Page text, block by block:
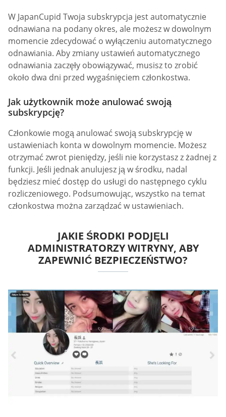
W JapanCupid Twoja subskrypcja jest automatycznie
odnawiana na podany okres, ale możesz w dowolnym
momencie zdecydować o wyłączeniu automatycznego
odnawiania. Aby zmiany ustawień automatycznego
odnawiania zaczęły obowiązywać, musisz to zrobić
około dwa dni przed wygaśnięciem członkostwa.
Jak użytkownik może anulować swoją
subskrypcję?
Członkowie mogą anulować swoją subskrypcję w
ustawieniach konta w dowolnym momencie. Możesz
otrzymać zwrot pieniędzy, jeśli nie korzystasz z żadnej z
funkcji. Jeśli jednak anulujesz ją w środku, nadal
będziesz mieć dostęp do usługi do następnego cyklu
rozliczeniowego. Podsumowując, wszystko na temat
członkostwa można zarządzać w ustawieniach.
JAKIE ŚRODKI PODJĘLI
ADMINISTRATORZY WITRYNY, ABY
ZAPEWNIĆ BEZPIECZEŃSTWO?